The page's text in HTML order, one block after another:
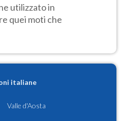
utilizzato in
quei moti che
italiane
Valle d'Aosta